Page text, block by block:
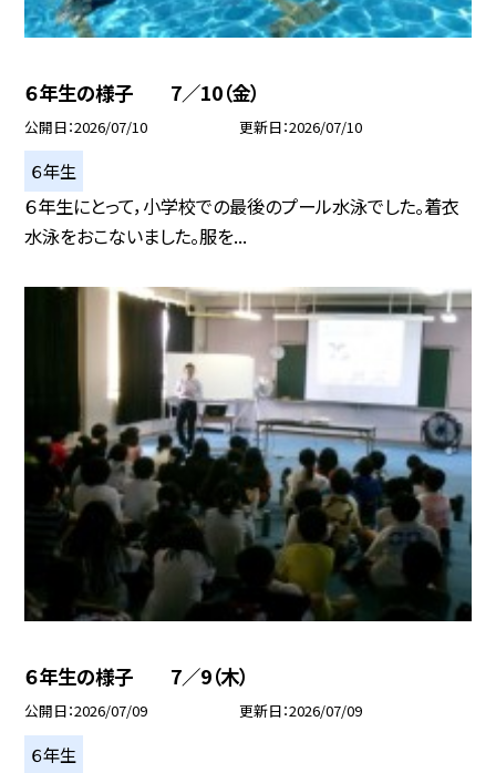
６年生の様子 7／10（金）
公開日 2026/07/10 更新日 2026/07/10
６年生
６年生にとって，小学校での最後のプール水泳でした。着衣
水泳をおこないました。服を...
６年生の様子 7／9（木）
公開日 2026/07/09 更新日 2026/07/09
６年生